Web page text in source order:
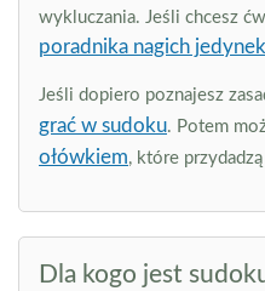
wykluczania. Jeśli chcesz
poradnika nagich jedynek
Jeśli dopiero poznajesz
grać w sudoku. Potem
ołówkiem, które
Dla kogo jest